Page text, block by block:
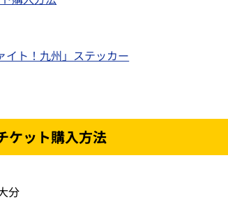
イト！九州」ステッカー
ケット購入方法
分